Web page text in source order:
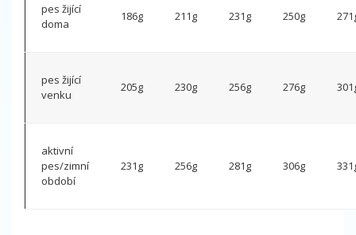
pes žijící
doma
186g 211g 231g 250g
pes žijící
venku
205g 230g 256g 276g
aktivní
pes/zimní
období
231g 256g 281g 306g